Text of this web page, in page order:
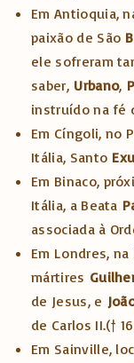
Em Antioquia,
paixão de São
ele sofreram
saber, Urbano,
instruído na fé
Em Cíngoli, no
Itália, Santo
Em Binaco,
Itália, a Beata
associada à
Em Londres,
mártires
de Jesus, e
de Carlos II.(†
Em Sainville,